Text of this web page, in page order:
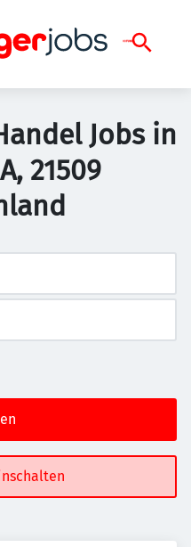
Jobs in
21509